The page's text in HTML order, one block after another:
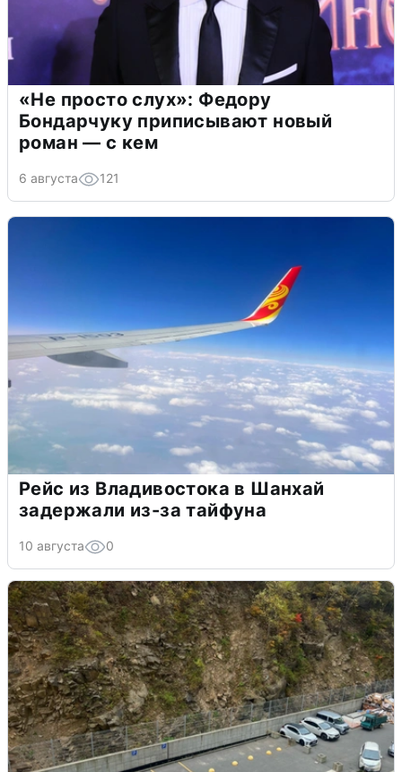
«Не просто слух»: Федору
Бондарчуку приписывают новый
роман — с кем
6 августа 121
Рейс из Владивостока в Шанхай
задержали из-за тайфуна
10 августа 0